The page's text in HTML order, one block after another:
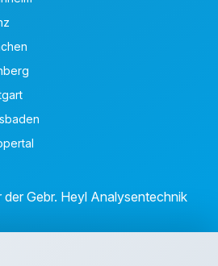
Gebr. Heyl Analysentechnik